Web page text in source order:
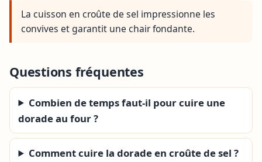
La cuisson en croûte de sel impressionne les
convives et garantit une chair fondante.
Questions fréquentes
Combien de temps faut-il pour cuire une
dorade au four ?
Comment cuire la dorade en croûte de sel ?